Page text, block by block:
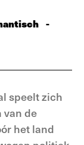
-
speelt zich
van de
het land